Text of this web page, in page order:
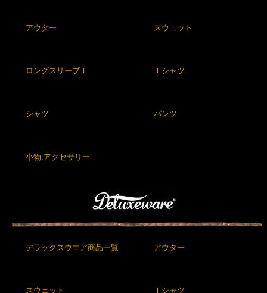
アウター スウェット
ロングスリーブＴ Ｔシャツ
シャツ パンツ
小物,アクセサリー
デラックスウエア商品一覧 アウター
スウェット Ｔシャツ